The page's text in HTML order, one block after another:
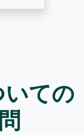
いての